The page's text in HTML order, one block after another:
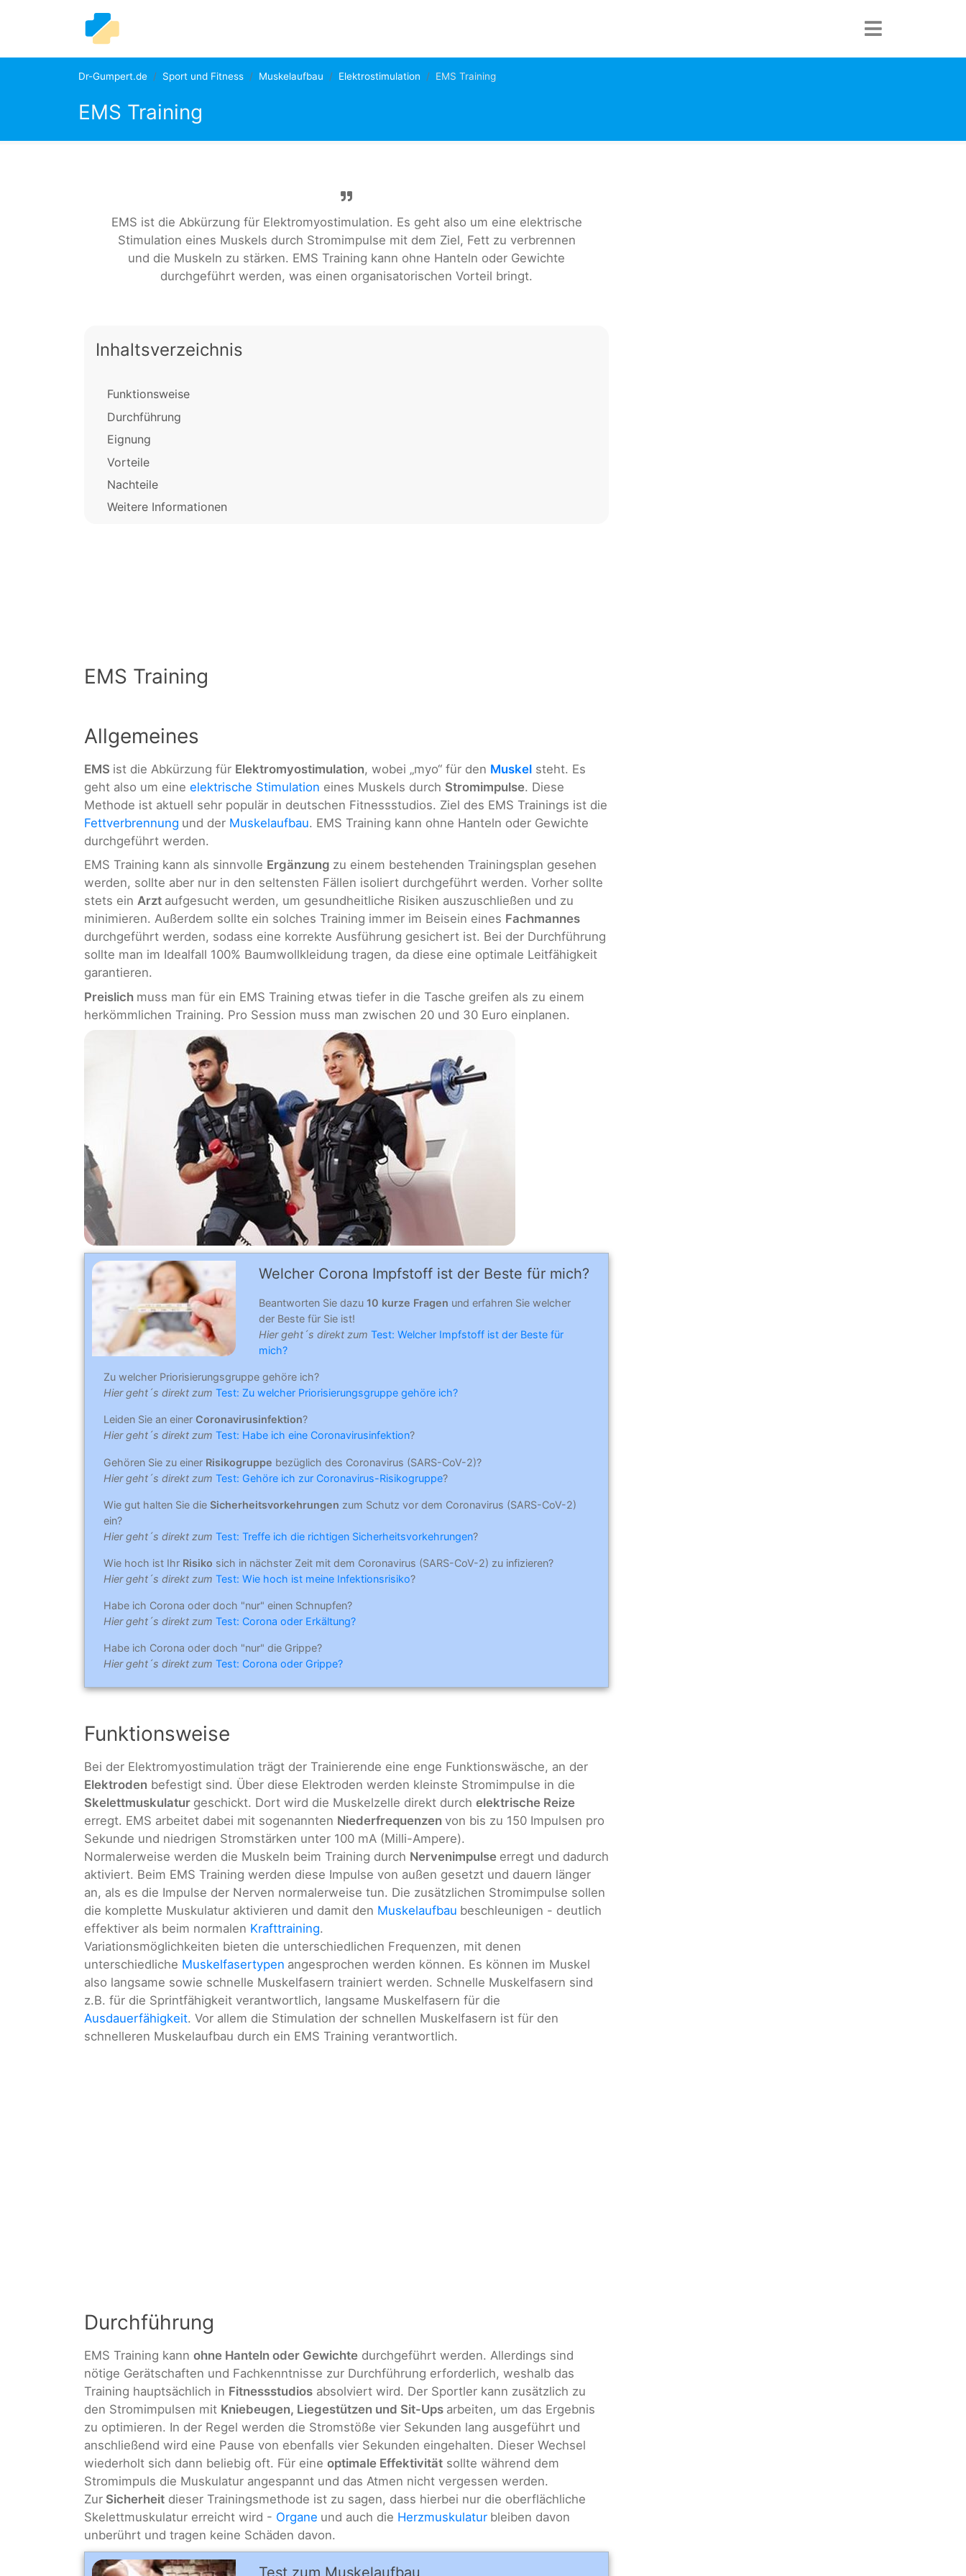
Dr-Gumpert.de Sport und Fitness Muskelaufbau Elektrostimulation EMS Training
EMS Training
EMS ist die Abkürzung für Elektromyostimulation. Es geht also um eine elektrische
Stimulation eines Muskels durch Stromimpulse mit dem Ziel, Fett zu verbrennen
und die Muskeln zu stärken. EMS Training kann ohne Hanteln oder Gewichte
durchgeführt werden, was einen organisatorischen Vorteil bringt.
Inhaltsverzeichnis
Funktionsweise
Durchführung
Eignung
Vorteile
Nachteile
Weitere Informationen
EMS Training
Allgemeines
EMS ist die Abkürzung für Elektromyostimulation, wobei „myo“ für den Muskel steht. Es
geht also um eine elektrische Stimulation eines Muskels durch Stromimpulse. Diese
Methode ist aktuell sehr populär in deutschen Fitnessstudios. Ziel des EMS Trainings ist die
Fettverbrennung und der Muskelaufbau. EMS Training kann ohne Hanteln oder Gewichte
durchgeführt werden.
EMS Training kann als sinnvolle Ergänzung zu einem bestehenden Trainingsplan gesehen
werden, sollte aber nur in den seltensten Fällen isoliert durchgeführt werden. Vorher sollte
stets ein Arzt aufgesucht werden, um gesundheitliche Risiken auszuschließen und zu
minimieren. Außerdem sollte ein solches Training immer im Beisein eines Fachmannes
durchgeführt werden, sodass eine korrekte Ausführung gesichert ist. Bei der Durchführung
sollte man im Idealfall 100% Baumwollkleidung tragen, da diese eine optimale Leitfähigkeit
garantieren.
Preislich muss man für ein EMS Training etwas tiefer in die Tasche greifen als zu einem
herkömmlichen Training. Pro Session muss man zwischen 20 und 30 Euro einplanen.
Welcher Corona Impfstoff ist der Beste für mich?
Beantworten Sie dazu 10 kurze Fragen und erfahren Sie welcher
der Beste für Sie ist!
Hier geht´s direkt zum Test: Welcher Impfstoff ist der Beste für
mich?
Zu welcher Priorisierungsgruppe gehöre ich?
Hier geht´s direkt zum Test: Zu welcher Priorisierungsgruppe gehöre ich?
Leiden Sie an einer Coronavirusinfektion?
Hier geht´s direkt zum Test: Habe ich eine Coronavirusinfektion?
Gehören Sie zu einer Risikogruppe bezüglich des Coronavirus (SARS-CoV-2)?
Hier geht´s direkt zum Test: Gehöre ich zur Coronavirus-Risikogruppe?
Wie gut halten Sie die Sicherheitsvorkehrungen zum Schutz vor dem Coronavirus (SARS-CoV-2)
ein?
Hier geht´s direkt zum Test: Treffe ich die richtigen Sicherheitsvorkehrungen?
Wie hoch ist Ihr Risiko sich in nächster Zeit mit dem Coronavirus (SARS-CoV-2) zu infizieren?
Hier geht´s direkt zum Test: Wie hoch ist meine Infektionsrisiko?
Habe ich Corona oder doch "nur" einen Schnupfen?
Hier geht´s direkt zum Test: Corona oder Erkältung?
Habe ich Corona oder doch "nur" die Grippe?
Hier geht´s direkt zum Test: Corona oder Grippe?
Funktionsweise
Bei der Elektromyostimulation trägt der Trainierende eine enge Funktionswäsche, an der
Elektroden befestigt sind. Über diese Elektroden werden kleinste Stromimpulse in die
Skelettmuskulatur geschickt. Dort wird die Muskelzelle direkt durch elektrische Reize
erregt. EMS arbeitet dabei mit sogenannten Niederfrequenzen von bis zu 150 Impulsen pro
Sekunde und niedrigen Stromstärken unter 100 mA (Milli-Ampere).
Normalerweise werden die Muskeln beim Training durch Nervenimpulse erregt und dadurch
aktiviert. Beim EMS Training werden diese Impulse von außen gesetzt und dauern länger
an, als es die Impulse der Nerven normalerweise tun. Die zusätzlichen Stromimpulse sollen
die komplette Muskulatur aktivieren und damit den Muskelaufbau beschleunigen - deutlich
effektiver als beim normalen Krafttraining.
Variationsmöglichkeiten bieten die unterschiedlichen Frequenzen, mit denen
unterschiedliche Muskelfasertypen angesprochen werden können. Es können im Muskel
also langsame sowie schnelle Muskelfasern trainiert werden. Schnelle Muskelfasern sind
z.B. für die Sprintfähigkeit verantwortlich, langsame Muskelfasern für die
Ausdauerfähigkeit. Vor allem die Stimulation der schnellen Muskelfasern ist für den
schnelleren Muskelaufbau durch ein EMS Training verantwortlich.
Durchführung
EMS Training kann ohne Hanteln oder Gewichte durchgeführt werden. Allerdings sind
nötige Gerätschaften und Fachkenntnisse zur Durchführung erforderlich, weshalb das
Training hauptsächlich in Fitnessstudios absolviert wird. Der Sportler kann zusätzlich zu
den Stromimpulsen mit Kniebeugen, Liegestützen und Sit-Ups arbeiten, um das Ergebnis
zu optimieren. In der Regel werden die Stromstöße vier Sekunden lang ausgeführt und
anschließend wird eine Pause von ebenfalls vier Sekunden eingehalten. Dieser Wechsel
wiederholt sich dann beliebig oft. Für eine optimale Effektivität sollte während dem
Stromimpuls die Muskulatur angespannt und das Atmen nicht vergessen werden.
Zur Sicherheit dieser Trainingsmethode ist zu sagen, dass hierbei nur die oberflächliche
Skelettmuskulatur erreicht wird - Organe und auch die Herzmuskulatur bleiben davon
unberührt und tragen keine Schäden davon.
Test zum Muskel­auf­bau